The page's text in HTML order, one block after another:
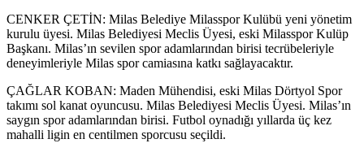
CENKER ÇETİN: Milas Belediye Milasspor Kulübü yeni yönetim
kurulu üyesi. Milas Belediyesi Meclis Üyesi, eski Milasspor Kulüp
Başkanı. Milas’ın sevilen spor adamlarından birisi tecrübeleriyle
deneyimleriyle Milas spor camiasına katkı sağlayacaktır.
ÇAĞLAR KOBAN: Maden Mühendisi, eski Milas Dörtyol Spor
takımı sol kanat oyuncusu. Milas Belediyesi Meclis Üyesi. Milas’ın
saygın spor adamlarından birisi. Futbol oynadığı yıllarda üç kez
mahalli ligin en centilmen sporcusu seçildi.